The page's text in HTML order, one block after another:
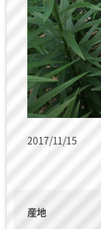
2017/11/15
産地